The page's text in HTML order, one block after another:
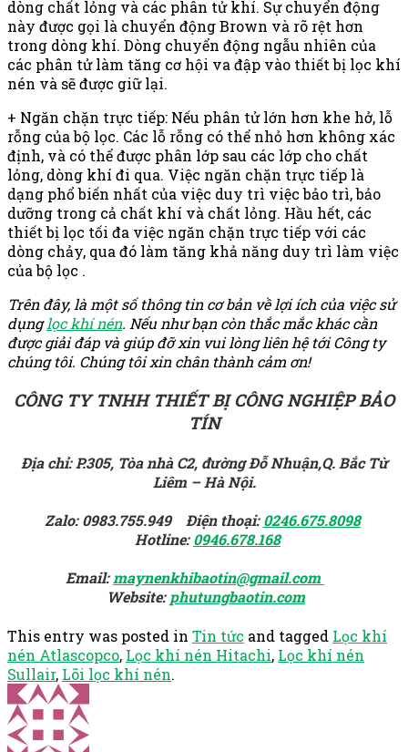
dòng chất lỏng và các phân tử khí. Sự chuyển động
này được gọi là chuyển động Brown và rõ rệt hơn
trong dòng khí. Dòng chuyển động ngẫu nhiên của
các phân tử làm tăng cơ hội va đập vào thiết bị lọc khí
nén và sẽ được giữ lại.
+ Ngăn chặn trực tiếp: Nếu phân tử lớn hơn khe hở, lỗ
rỗng của bộ lọc. Các lỗ rỗng có thể nhỏ hơn không xác
định, và có thể được phân lớp sau các lớp cho chất
lỏng, dòng khí đi qua. Việc ngăn chặn trực tiếp là
dạng phổ biến nhất của việc duy trì việc bảo trì, bảo
dưỡng trong cả chất khí và chất lỏng. Hầu hết, các
thiết bị lọc tối đa việc ngăn chặn trực tiếp với các
dòng chảy, qua đó làm tăng khả năng duy trì làm việc
của bộ lọc .
Trên đây, là một số thông tin cơ bản về lợi ích của việc sử
dụnglọc khí nén. Nếu như bạn còn thắc mắc khác cần
được giải đáp và giúp đỡ xin vui lòng liên hệ tới Công ty
chúng tôi. Chúng tôi xin chân thành cảm ơn!
CÔNG TY TNHH THIẾT BỊ CÔNG NGHIỆP BẢO
TÍN
Địa chỉ: P.305, Tòa nhà C2, đường Đỗ Nhuận,Q. Bắc Từ
Liêm – Hà Nội.
Zalo: 0983.755.949 Điện thoại:0246.675.8098
Hotline:0946.678.168
Email:maynenkhibaotin@gmail.com
Website:phutungbaotin.com
This entry was posted in Tin tức and tagged Lọc khí
nén Atlascopco, Lọc khí nén Hitachi, Lọc khí nén
Sullair, Lõi lọc khí nén.